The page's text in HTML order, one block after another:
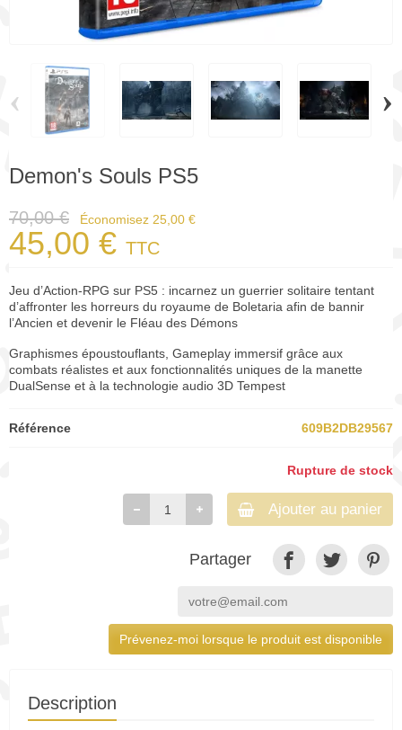
‹ ›
Demon's Souls PS5
70,00 € Économisez 25,00 €
45,00 € TTC
Jeu d’Action-RPG sur PS5 : incarnez un guerrier solitaire tentant
d’affronter les horreurs du royaume de Boletaria afin de bannir
l’Ancien et devenir le Fléau des Démons
Graphismes époustouflants, Gameplay immersif grâce aux
combats réalistes et aux fonctionnalités uniques de la manette
DualSense et à la technologie audio 3D Tempest
Référence 609B2DB29567
Rupture de stock
Ajouter au panier
Partager
Prévenez-moi lorsque le produit est disponible
Description